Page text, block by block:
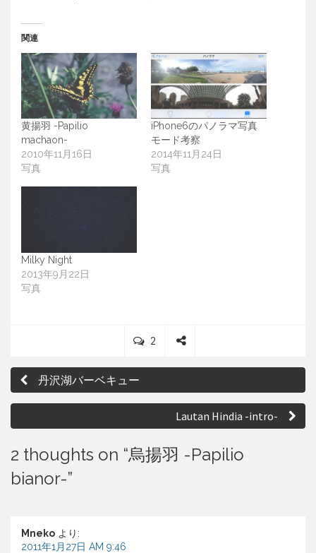
関連
黄揚羽 -Papilio
machaon-
2010年11月16日
写真
iPhone6のパノラマ写真
モード考察
2014年11月24日
写真
Milky Night
2013年9月22日
写真
2C
m
t
h
e
投
稿
ゲ
ー
ョ
丹沢湖バーベキュー
Lautan Hindia -intro-
2 thoughts on “烏揚羽 -Papilio
bianor-”
Mneko より:
2011年1月27日 AM 9:46